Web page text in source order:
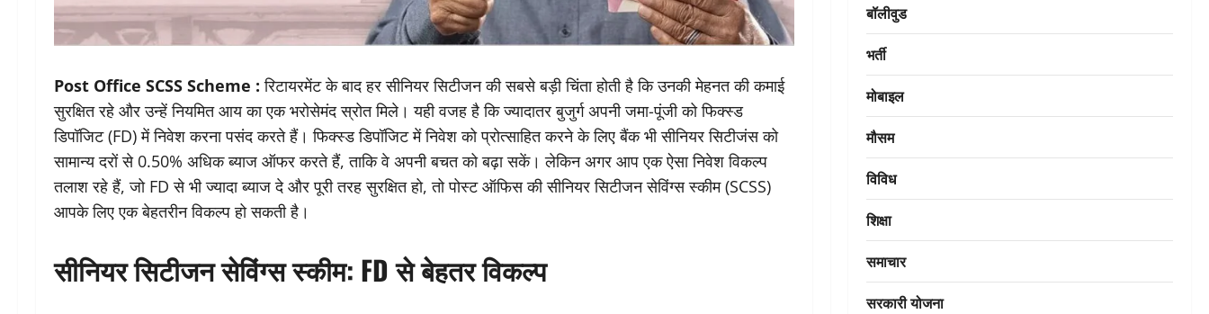
Post Office SCSS Scheme : रिटायरमेंट के बाद हर सीनियर सिटीजन की सबसे बड़ी चिंता होती है कि उनकी मेहनत की कमाई
सुरक्षित रहे और उन्हें नियमित आय का एक भरोसेमंद स्रोत मिले। यही वजह है कि ज्यादातर बुजुर्ग अपनी जमा-पूंजी को फिक्स्ड
डिपॉजिट (FD) में निवेश करना पसंद करते हैं। फिक्स्ड डिपॉजिट में निवेश को प्रोत्साहित करने के लिए बैंक भी सीनियर सिटीजंस को
सामान्य दरों से 0.50% अधिक ब्याज ऑफर करते हैं, ताकि वे अपनी बचत को बढ़ा सकें। लेकिन अगर आप एक ऐसा निवेश विकल्प
तलाश रहे हैं, जो FD से भी ज्यादा ब्याज दे और पूरी तरह सुरक्षित हो, तो पोस्ट ऑफिस की सीनियर सिटीजन सेविंग्स स्कीम (SCSS)
आपके लिए एक बेहतरीन विकल्प हो सकती है।
सीनियर सिटीजन सेविंग्स स्कीम: FD से बेहतर विकल्प
बॉलीवुड
भर्ती
मोबाइल
मौसम
विविध
शिक्षा
समाचार
सरकारी योजना